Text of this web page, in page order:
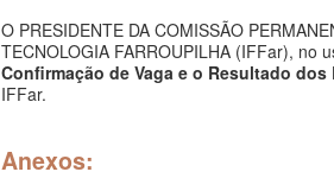
O PRESIDENTE DA COMISSÃO
TECNOLOGIA FARROUPILHA (IFFar), no
Confirmação de Vaga e o Resultado dos
IFFar.
Anexos: